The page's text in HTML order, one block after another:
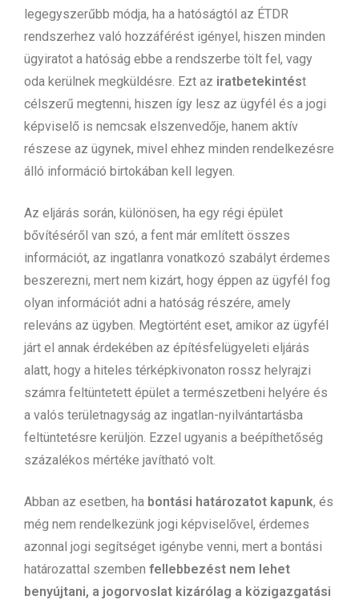
legegyszerűbb módja, ha a hatóságtól az ÉTDR
rendszerhez való hozzáférést igényel, hiszen minden
ügyiratot a hatóság ebbe a rendszerbe tölt fel, vagy
oda kerülnek megküldésre. Ezt az iratbetekintést
célszerű megtenni, hiszen így lesz az ügyfél és a jogi
képviselő is nemcsak elszenvedője, hanem aktív
részese az ügynek, mivel ehhez minden rendelkezésre
álló információ birtokában kell legyen.
Az eljárás során, különösen, ha egy régi épület
bővítéséről van szó, a fent már említett összes
információt, az ingatlanra vonatkozó szabályt érdemes
beszerezni, mert nem kizárt, hogy éppen az ügyfél fog
olyan információt adni a hatóság részére, amely
releváns az ügyben. Megtörtént eset, amikor az ügyfél
járt el annak érdekében az építésfelügyeleti eljárás
alatt, hogy a hiteles térképkivonaton rossz helyrajzi
számra feltüntetett épület a természetbeni helyére és
a valós területnagyság az ingatlan-nyilvántartásba
feltüntetésre kerüljön. Ezzel ugyanis a beépíthetőség
százalékos mértéke javítható volt.
Abban az esetben, ha bontási határozatot kapunk, és
még nem rendelkezünk jogi képviselővel, érdemes
azonnal jogi segítséget igénybe venni, mert a bontási
határozattal szemben fellebbezést nem lehet
benyújtani, a jogorvoslat kizárólag a közigazgatási